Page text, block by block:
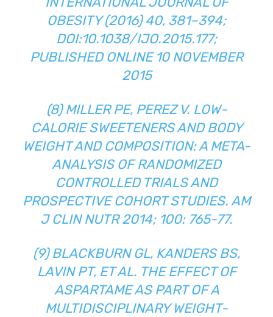
OBESITY (2016) 40, 381–394;
DOI:10.1038/IJO.2015.177;
PUBLISHED ONLINE 10 NOVEMBER
2015
(8) MILLER PE, PEREZ V. LOW-
CALORIE SWEETENERS AND BODY
WEIGHT AND COMPOSITION: A META-
ANALYSIS OF RANDOMIZED
CONTROLLED TRIALS AND
PROSPECTIVE COHORT STUDIES. AM
J CLIN NUTR 2014; 100: 765-77.
(9) BLACKBURN GL, KANDERS BS,
LAVIN PT, ET AL. THE EFFECT OF
ASPARTAME AS PART OF A
MULTIDISCIPLINARY WEIGHT-